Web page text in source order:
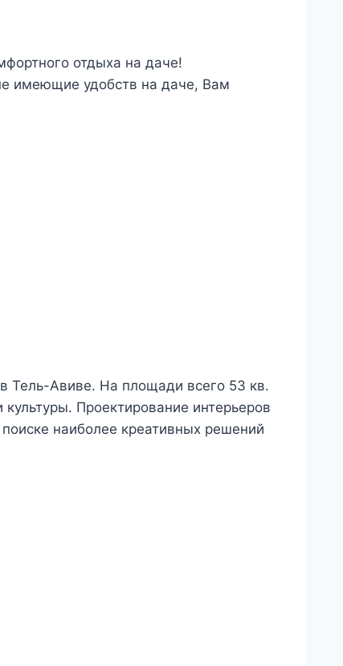
отдыха на даче!
имеющие удобств на даче, Вам
Тель-Авиве. На площади всего 53 кв.
Проектирование интерьеров
наиболее креативных решений